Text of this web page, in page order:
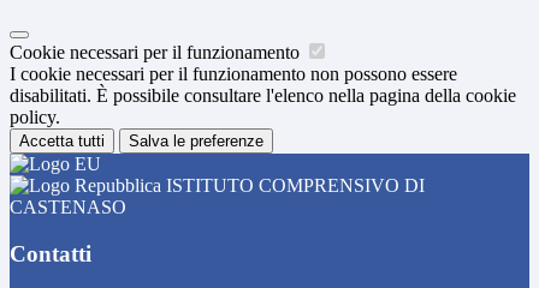
Cookie necessari per il funzionamento
I cookie necessari per il funzionamento non possono essere
disabilitati. È possibile consultare l'elenco nella pagina della cookie
policy.
Accetta tutti Salva le preferenze
ISTITUTO COMPRENSIVO DI
CASTENASO
Contatti